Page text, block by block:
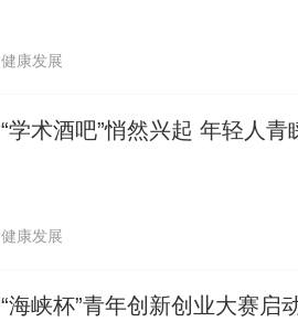
健康发展
“学术酒吧”悄然兴起 年轻人青
健康发展
“海峡杯”青年创新创业大赛启